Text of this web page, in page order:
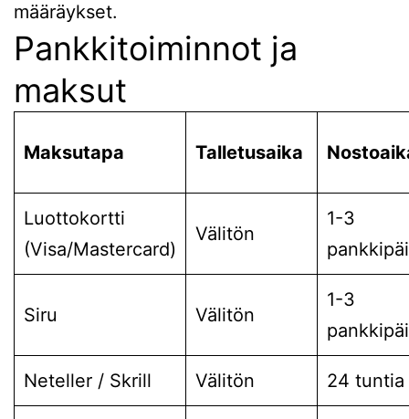
määräykset.
Pankkitoiminnot ja
maksut
Maksutapa Talletusaika
Luottokortti
(Visa/Mastercard)
Välitön
1-3
Siru Välitön
1-3
Neteller / Skrill Välitön 24 tuntia